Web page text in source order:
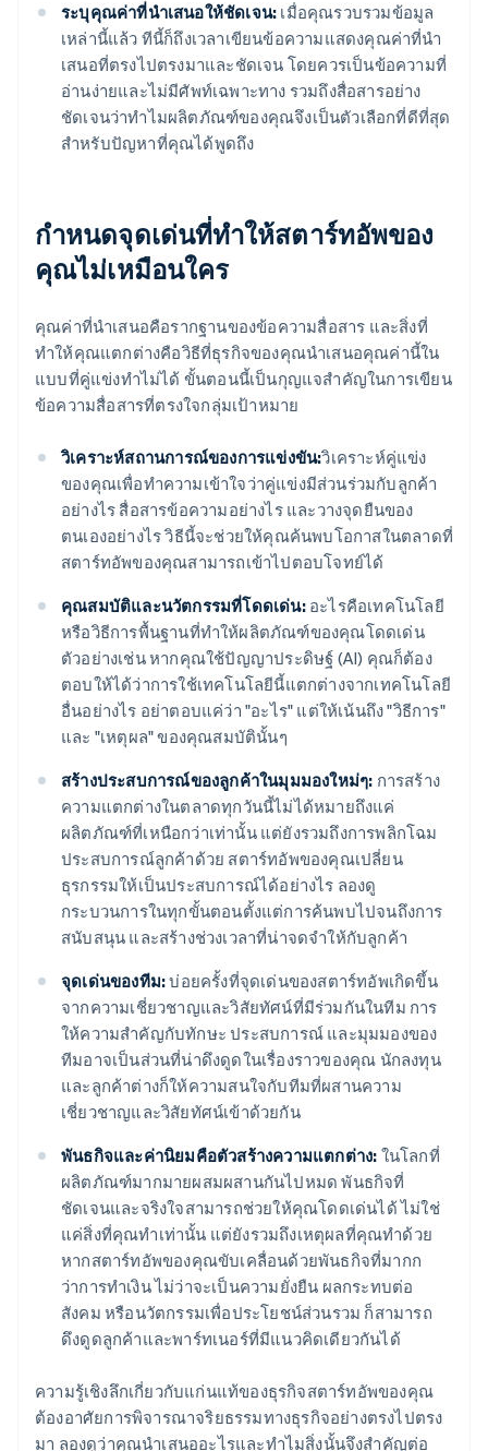
ระบุคุณค่าที่นำเสนอให้ชัดเจน: เมื่อคุณรวบรวมข้อมูล
เหล่านี้แล้ว ทีนี้ก็ถึงเวลาเขียนข้อความแสดงคุณค่าที่นำ
เสนอที่ตรงไปตรงมาและชัดเจน โดยควรเป็นข้อความที่
อ่านง่ายและไม่มีศัพท์เฉพาะทาง รวมถึงสื่อสารอย่าง
ชัดเจนว่าทำไมผลิตภัณฑ์ของคุณจึงเป็นตัวเลือกที่ดีที่สุด
สำหรับปัญหาที่คุณได้พูดถึง
กำหนดจุดเด่นที่ทำให้สตาร์ทอัพของ
คุณไม่เหมือนใคร
คุณค่าที่นำเสนอคือรากฐานของข้อความสื่อสาร และสิ่งที่
ทำให้คุณแตกต่างคือวิธีที่ธุรกิจของคุณนำเสนอคุณค่านี้ใน
แบบที่คู่แข่งทำไม่ได้ ขั้นตอนนี้เป็นกุญแจสำคัญในการเขียน
ข้อความสื่อสารที่ตรงใจกลุ่มเป้าหมาย
วิเคราะห์สถานการณ์ของการแข่งขัน:วิเคราะห์คู่แข่ง
ของคุณเพื่อทำความเข้าใจว่าคู่แข่งมีส่วนร่วมกับลูกค้า
อย่างไร สื่อสารข้อความอย่างไร และวางจุดยืนของ
ตนเองอย่างไร วิธีนี้จะช่วยให้คุณค้นพบโอกาสในตลาดที่
สตาร์ทอัพของคุณสามารถเข้าไปตอบโจทย์ได้
คุณสมบัติและนวัตกรรมที่โดดเด่น:อะไรคือเทคโนโลยี
หรือวิธีการพื้นฐานที่ทำให้ผลิตภัณฑ์ของคุณโดดเด่น
ตัวอย่างเช่น หากคุณใช้ปัญญาประดิษฐ์ (AI) คุณก็ต้อง
ตอบให้ได้ว่าการใช้เทคโนโลยีนี้แตกต่างจากเทคโนโลยี
อื่นอย่างไร อย่าตอบแค่ว่า "อะไร" แต่ให้เน้นถึง "วิธีการ"
และ "เหตุผล" ของคุณสมบัตินั้นๆ
สร้างประสบการณ์ของลูกค้าในมุมมองใหม่ๆ: การสร้าง
ความแตกต่างในตลาดทุกวันนี้ไม่ได้หมายถึงแค่
ผลิตภัณฑ์ที่เหนือกว่าเท่านั้น แต่ยังรวมถึงการพลิกโฉม
ประสบการณ์ลูกค้าด้วย สตาร์ทอัพของคุณเปลี่ยน
ธุรกรรมให้เป็นประสบการณ์ได้อย่างไร ลองดู
กระบวนการในทุกขั้นตอนตั้งแต่การค้นพบไปจนถึงการ
สนับสนุน และสร้างช่วงเวลาที่น่าจดจำให้กับลูกค้า
จุดเด่นของทีม:บ่อยครั้งที่จุดเด่นของสตาร์ทอัพเกิดขึ้น
จากความเชี่ยวชาญและวิสัยทัศน์ที่มีร่วมกันในทีม การ
ให้ความสำคัญกับทักษะ ประสบการณ์ และมุมมองของ
ทีมอาจเป็นส่วนที่น่าดึงดูดในเรื่องราวของคุณ นักลงทุน
และลูกค้าต่างก็ให้ความสนใจกับทีมที่ผสานความ
เชี่ยวชาญและวิสัยทัศน์เข้าด้วยกัน
พันธกิจและค่านิยมคือตัวสร้างความแตกต่าง: ในโลกที่
ผลิตภัณฑ์มากมายผสมผสานกันไปหมด พันธกิจที่
ชัดเจนและจริงใจสามารถช่วยให้คุณโดดเด่นได้ ไม่ใช่
แค่สิ่งที่คุณทำเท่านั้น แต่ยังรวมถึงเหตุผลที่คุณทำด้วย
หากสตาร์ทอัพของคุณขับเคลื่อนด้วยพันธกิจที่มากก
ว่าการทำเงิน ไม่ว่าจะเป็นความยั่งยืน ผลกระทบต่อ
สังคม หรือนวัตกรรมเพื่อประโยชน์ส่วนรวม ก็สามารถ
ดึงดูดลูกค้าและพาร์ทเนอร์ที่มีแนวคิดเดียวกันได้
ความรู้เชิงลึกเกี่ยวกับแก่นแท้ของธุรกิจสตาร์ทอัพของคุณ
ต้องอาศัยการพิจารณาจริยธรรมทางธุรกิจอย่างตรงไปตรง
มา ลองดูว่าคุณนำเสนออะไรและทำไมสิ่งนั้นจึงสำคัญต่อ